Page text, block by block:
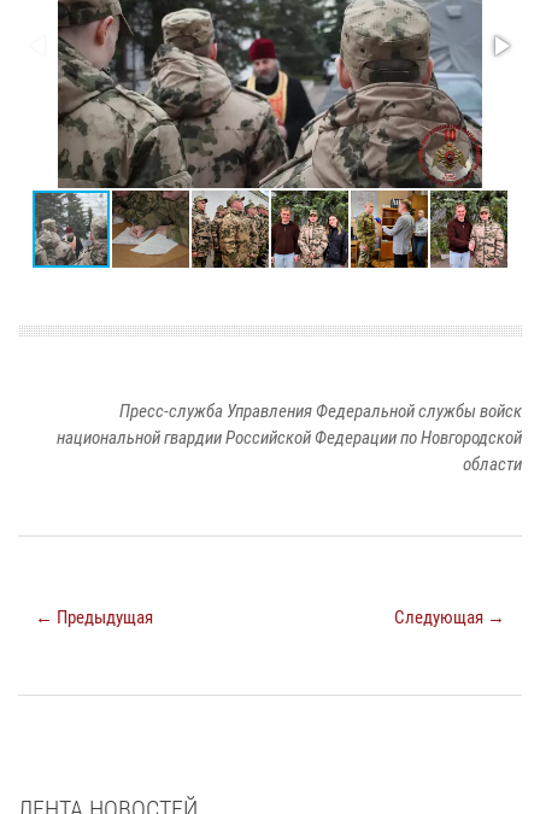
Пресс-служба Управления Федеральной службы войск
национальной гвардии Российской Федерации по Новгородской
области
← Предыдущая Следующая →